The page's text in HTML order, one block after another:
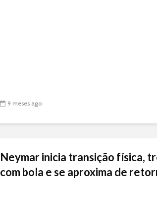
9 meses ago
Neymar inicia transição física,
com bola e se aproxima de